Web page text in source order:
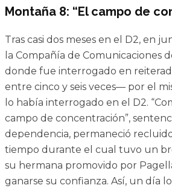
Montaña 8: “El campo de
Tras casi dos meses en el D2, en
la Compañía de Comunicaciones
donde fue interrogado en
entre cinco y seis veces— por el
lo había interrogado en el D2.
campo de concentración”,
dependencia, permaneció
tiempo durante el cual tuvo un
su hermana promovido por
ganarse su confianza. Así, un día